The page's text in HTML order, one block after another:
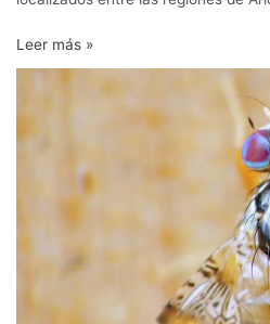
Leer más »
uso
alternativa